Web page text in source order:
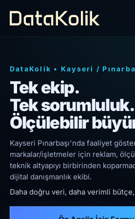
DataKolik • Kayseri /
Tek ekip.
Tek sorumluluk.
Ölçülebilir
Kayseri Pınarbaşı'nda faaliyet
markalar/işletmeler için reklam,
teknik altyapıyı birbirinden
dijital danışmanlık ekibi.
Daha doğru veri, daha verimli